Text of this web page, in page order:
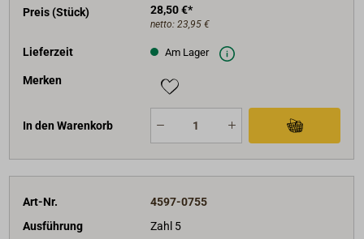
Preis (Stück)
28,50 €*
netto: 23,95 €
Lieferzeit Am Lager
Merken
In den Warenkorb
Art-Nr.
4597-0755
Ausführung
Zahl 5